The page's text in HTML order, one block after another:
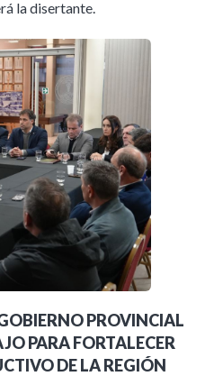
la disertante.
PROVINCIAL
PARA FORTALECER
DE LA REGIÓN